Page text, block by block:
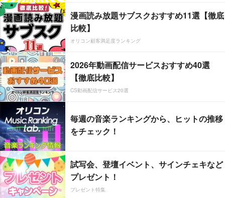
漫画読み放題サブスクおすすめ11選【徹底
比較】
オリコン顧客満足度ランキング
2026年動画配信サービスおすすめ40選
【徹底比較】
CS動画配信サービス20選
毎週の音楽ランキングから、ヒットの推移
をチェック！
試写会、登壇イベント、サインチェキなど
プレゼント！
プレゼント特集